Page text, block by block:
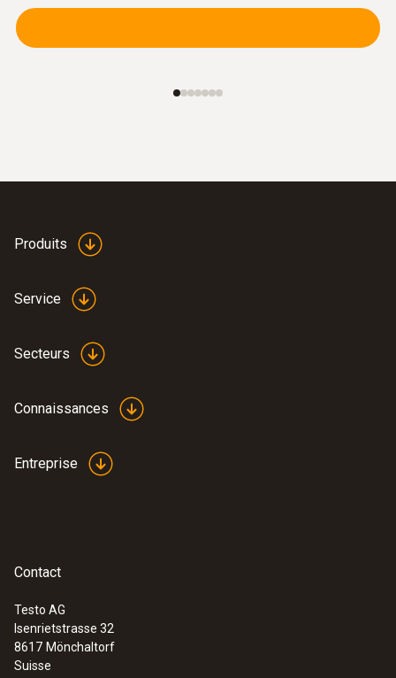
Produits
Service
Secteurs
Connaissances
Entreprise
Contact
Testo AG
Isenrietstrasse 32
8617 Mönchaltorf
Suisse